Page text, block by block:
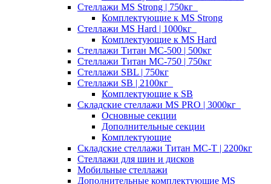
Стеллажи MS Strong | 750кг
Комплектующие к MS Strong
Стеллажи MS Hard | 1000кг
Комплектующие к MS Hard
Стеллажи Титан МС-500 | 500кг
Стеллажи Титан МС-750 | 750кг
Стеллажи SBL | 750кг
Стеллажи SB | 2100кг
Комплектующие к SB
Складские стеллажи MS PRO | 3000кг
Основные секции
Дополнительные секции
Комплектующие
Складские стеллажи Титан МС-Т | 2200кг
Стеллажи для шин и дисков
Мобильные стеллажи
Дополнительные комплектующие MS